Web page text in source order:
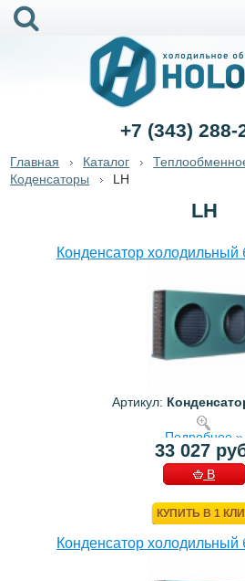
+7 (343) 288-
Главная Каталог
Коденсаторы
LH
LH
Конденсатор холодильный
Артикул:
Подробнее »
33 027
В
КУПИТЬ В 1
Конденсатор холодильный